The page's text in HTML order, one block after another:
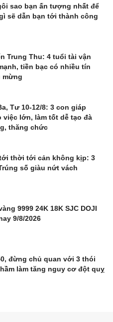
sao bạn ấn tượng nhất để
sẽ dẫn bạn tới thành công
Trung Thu: 4 tuổi tài vận
tiền bạc có nhiều tín
mừng
Tư 10-12/8: 3 con giáp
việc lớn, làm tốt dễ tạo đà
thăng chức
thời tới cản không kịp: 3
số giàu nứt vách
9999 24K 18K SJC DOJI
9/8/2026
đừng chủ quan với 3 thói
làm tăng nguy cơ đột quỵ